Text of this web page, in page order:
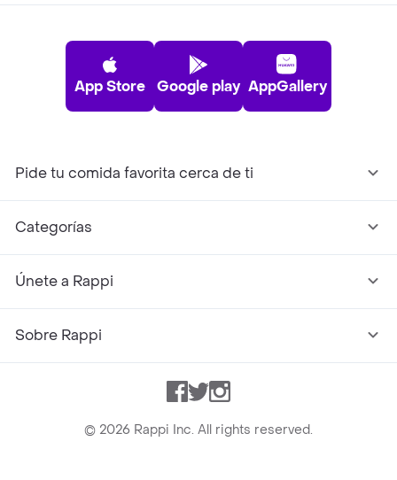
App Store Google play AppGallery
Pide tu comida favorita cerca de ti
Categorías
Únete a Rappi
Sobre Rappi
Facebook
TwitterInstagram
© 2026 Rappi Inc. All rights reserved.